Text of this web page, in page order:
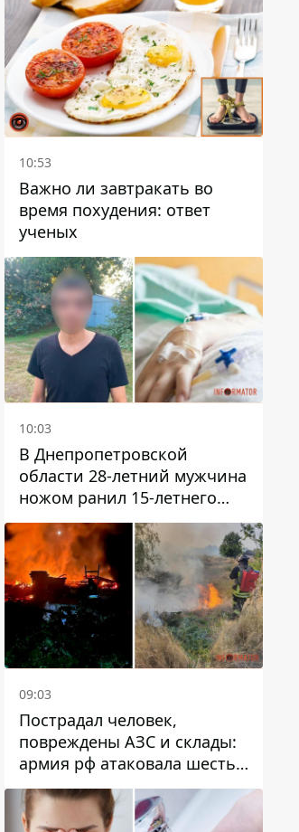
10:53
Важно ли завтракать во
время похудения: ответ
ученых
10:03
В Днепропетровской
области 28-летний мужчина
ножом ранил 15-летнего
парня
09:03
Пострадал человек,
повреждены АЗС и склады:
армия рф атаковала шесть
районов Днепропетровской
области